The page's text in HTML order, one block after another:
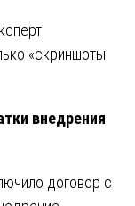
«скриншоты
внедрения
договор с